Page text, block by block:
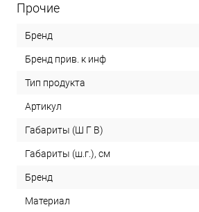
Прочие
Бренд
Бренд прив. к инф
Тип продукта
Артикул
Габариты (Ш Г В)
Габариты (ш.г.), см
Бренд
Материал